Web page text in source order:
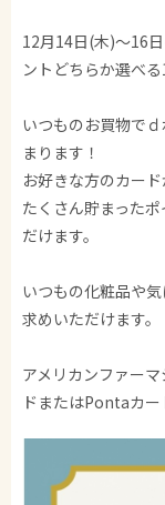
12月14日(木)～16
ントどちらか選べる
いつものお買物で
まります！
お好きな方のカー
たくさん貯まった
だけます。
いつもの化粧品や
求めいただけます。
アメリカンファー
ドまたはPontaカー